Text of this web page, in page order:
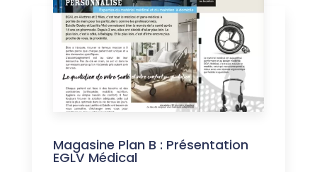
Magasine Plan B : Présentation
EGLV Médical